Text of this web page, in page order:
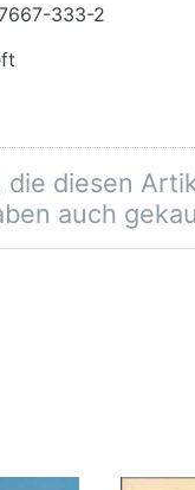
333-2
die diesen
auch